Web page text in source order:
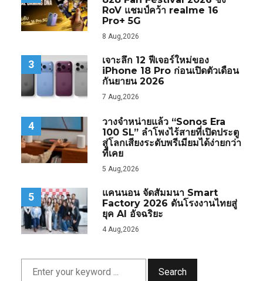
RoV แชมป์คว้า realme 16
Pro+ 5G
8 Aug,2026
3
เจาะลึก 12 ฟีเจอร์ใหม่ของ
iPhone 18 Pro ก่อนเปิดตัวเดือน
กันยายน 2026
7 Aug,2026
4
วางจำหน่ายแล้ว “Sonos Era
100 SL” ลำโพงไร้สายที่เปิดประตู
สู่โลกเสียงระดับพรีเมียมได้ง่ายกว่า
ที่เคย
5 Aug,2026
5
แคนนอน จัดสัมมนา Smart
Factory 2026 ดันโรงงานไทยสู่
ยุค AI อัจฉริยะ
4 Aug,2026
Search